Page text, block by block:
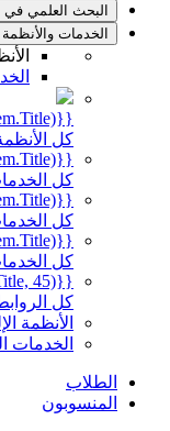
البحث العلمي في
الخدمات والأنظمة
{{mmc.getCurrentTranslation(item.Title)}}
كل
{{mmc.getCurrentTranslation(item.Title)}}
كل
{{mmc.getCurrentTranslation(item.Title)}}
كل
{{mmc.getCurrentTranslation(item.Title)}}
كل
{{mmc.getTrimmedTranslation(item.Title, 45)}}
كل
الأنظمة
الخدمات
الطلاب
المنسوبون